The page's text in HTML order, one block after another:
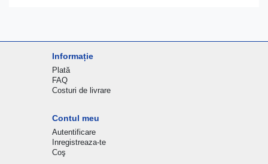
Informație
Plată
FAQ
Costuri de livrare
Contul meu
Autentificare
Inregistreaza-te
Coş